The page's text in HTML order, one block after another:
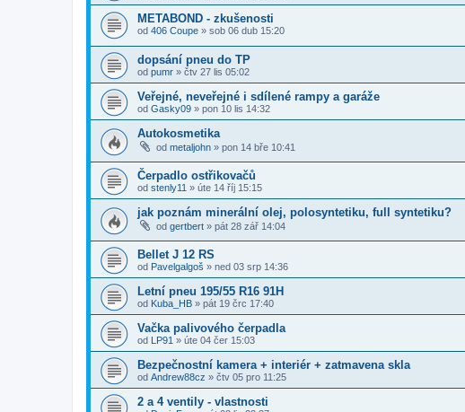
METABOND - zkušenosti
od 406 Coupe » sob 06 dub 15:20
dopsání pneu do TP
od pumr » čtv 27 lis 05:02
Veřejné, neveřejné i sdílené rampy a garáže
od Gasky09 » pon 10 lis 14:32
Autokosmetika
od metaljohn » pon 14 bře 10:41
Čerpadlo ostřikovačů
od stenly11 » úte 14 říj 15:15
jak poznám minerální olej, polosyntetiku, full syntetiku?
od gertbert » pát 28 zář 14:04
Bellet J 12 RS
od Pavelgalgoš » ned 03 srp 14:36
Letní pneu 195/55 R16 91H
od Kuba_HB » pát 19 črc 17:40
Vačka palivového čerpadla
od LP91 » úte 04 čer 15:03
Bezpečnostní kamera + interiér + zatmavena skla
od Andrew88cz » čtv 05 pro 11:25
2 a 4 ventily - vlastnosti